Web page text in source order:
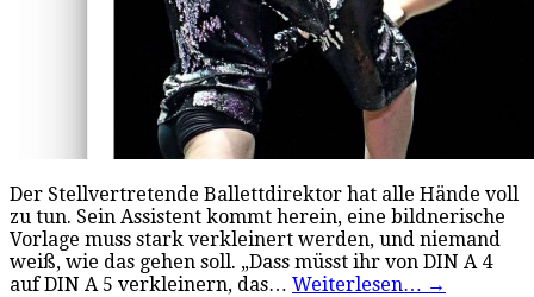
Der Stellvertretende Ballettdirektor hat alle Hände voll
zu tun. Sein Assistent kommt herein, eine bildnerische
Vorlage muss stark verkleinert werden, und niemand
weiß, wie das gehen soll. „Dass müsst ihr von DIN A 4
auf DIN A 5 verkleinern, das… Weiterlesen… →